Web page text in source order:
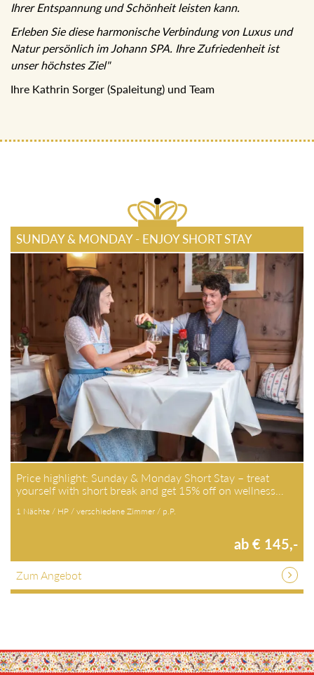
Ihrer Entspannung und Schönheit leisten kann.
Erleben Sie diese harmonische Verbindung von Luxus und
Natur persönlich im Johann SPA. Ihre Zufriedenheit ist
unser höchstes Ziel"
Ihre Kathrin Sorger (Spaleitung) und Team
SUNDAY & MONDAY - ENJOY SHORT STAY
Price highlight: Sunday & Monday Short Stay – treat
yourself with short break and get 15% off on wellness…
1 Nächte / HP / verschiedene Zimmer / p.P.
ab € 145,-
Zum Angebot